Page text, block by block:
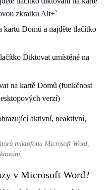
zkratku Alt+`
kartu Domů a najděte tlačítko
Diktovat umístěné na
na kartě Domů (funkčnost
verzí)
mikrofonu Microsoft Word,
v Microsoft Word?